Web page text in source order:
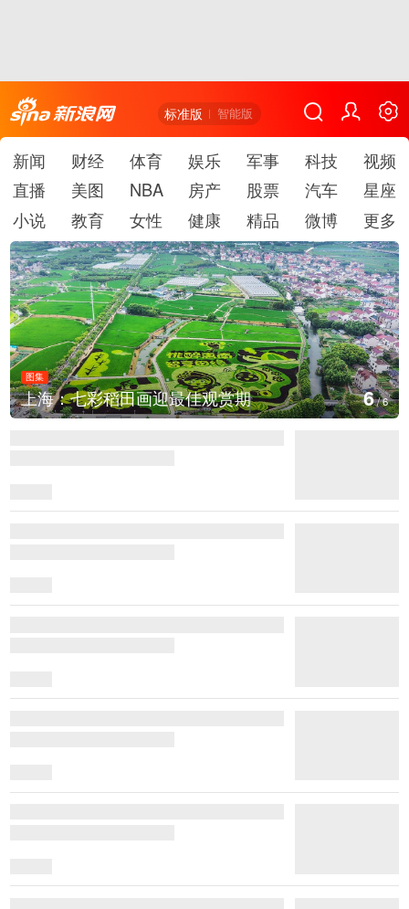
标准版 智能版
新闻 财经 体育 娱乐 军事 科技
视频
直播
美图 NBA 房产 股票 汽车
星座
小说
教育 女性 健康 精品 微博 更多
图集
厄瓜多尔总统诺沃亚会见阿根廷总统米莱 1/6